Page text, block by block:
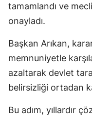
tamamlandı ve
onayladı.
Başkan Arıkan,
memnuniyetle
azaltarak devlet
belirsizliği ortadan
Bu adım, yıllardır